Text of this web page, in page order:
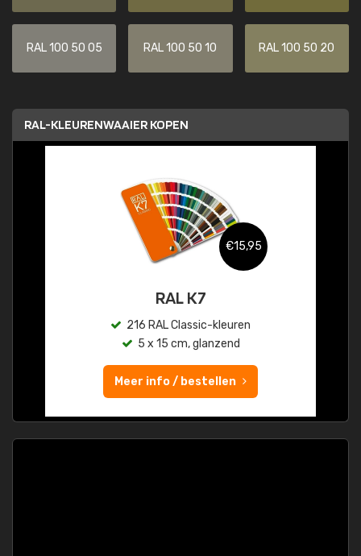
RAL 100 50 05 RAL 100 50 10 RAL 100 50 20
RAL-KLEURENWAAIER KOPEN
€15,95
RAL K7
216 RAL Classic-kleuren
5 x 15 cm, glanzend
Meer info / bestellen